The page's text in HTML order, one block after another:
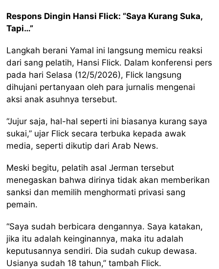
Respons Dingin Hansi Flick: “Saya Kurang Suka,
Tapi…”
Langkah berani Yamal ini langsung memicu reaksi
dari sang pelatih, Hansi Flick. Dalam konferensi pers
pada hari Selasa (12/5/2026), Flick langsung
dihujani pertanyaan oleh para jurnalis mengenai
aksi anak asuhnya tersebut.
“Jujur saja, hal-hal seperti ini biasanya kurang saya
sukai,” ujar Flick secara terbuka kepada awak
media, seperti dikutip dari Arab News.
Meski begitu, pelatih asal Jerman tersebut
menegaskan bahwa dirinya tidak akan memberikan
sanksi dan memilih menghormati privasi sang
pemain.
“Saya sudah berbicara dengannya. Saya katakan,
jika itu adalah keinginannya, maka itu adalah
keputusannya sendiri. Dia sudah cukup dewasa.
Usianya sudah 18 tahun,” tambah Flick.